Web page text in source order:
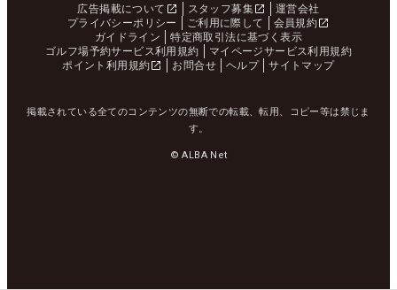
広告掲載について スタッフ募集
運営会社
プライバシーポリシー
ご利用に際して
会員規約
ガイドライン
特定商取引法に基づく表示
ゴルフ場予約サービス利用規約
マイページサービス利用規約
ポイント利用規約
お問合せ ヘルプ サイトマップ
掲載されている全てのコンテンツの無断での転載、転用、コピー等は禁じま
す。
© ALBA Net